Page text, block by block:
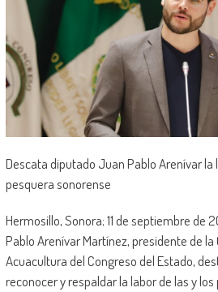
Descata diputado Juan Pablo Arenívar la
pesquera sonorense
Hermosillo, Sonora; 11 de septiembre de
Pablo Arenívar Martínez, presidente de la
Acuacultura del Congreso del Estado,
reconocer y respaldar la labor de las y